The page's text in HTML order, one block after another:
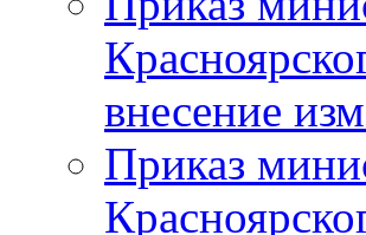
внесение
Приказ